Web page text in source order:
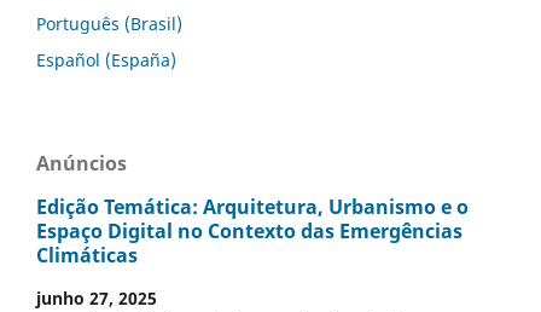
Português (Brasil)
Español (España)
Anúncios
Edição Temática: Arquitetura, Urbanismo e o
Espaço Digital no Contexto das Emergências
Climáticas
junho 27, 2025